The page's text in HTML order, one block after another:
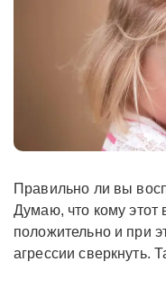
Правильно ли вы воспитываете своих деточек?
Думаю, что кому этот
положительно и при
агрессии сверкнуть.